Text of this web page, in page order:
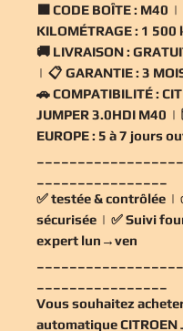
🟧CODE BOÎTE : M40 |
KILOMÉTRAGE : 1 500
🚚 LIVRAISON :
| 📋 GARANTIE : 3
🚗COMPATIBILITÉ :
JUMPER 3.0HDI M40
EUROPE : 5 à 7 jours
✅testée & contrôlée |
sécurisée | ✅Suivi
expert lun→ven
Vous souhaitez
automatique CITROEN